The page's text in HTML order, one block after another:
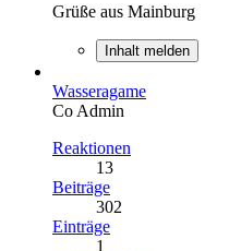
Grüße aus Mainburg
Inhalt melden
Wasseragame
Co Admin
Reaktionen
13
Beiträge
302
Einträge
1